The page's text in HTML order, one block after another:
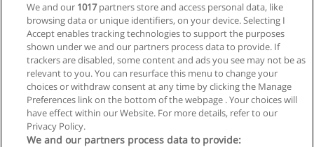
We and our 1017partners store and access personal data, like
browsing data or unique identifiers, on your device. Selecting I
Accept enables tracking technologies to support the purposes
shown under we and our partners process data to provide. If
trackers are disabled, some content and ads you see may not be as
relevant to you. You can resurface this menu to change your
choices or withdraw consent at any time by clicking the Manage
Preferences link on the bottom of the webpage . Your choices will
have effect within our Website. For more details, refer to our
Privacy Policy.
We and our partners process data to provide: